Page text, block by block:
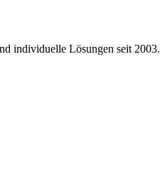
individuelle Lösungen seit 2003.